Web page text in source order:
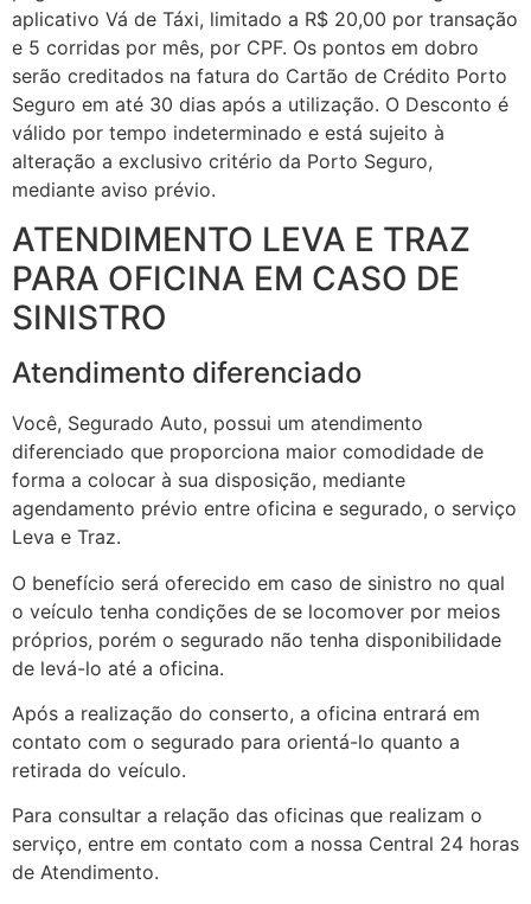
aplicativo Vá de Táxi, limitado a R$ 20,00 por transação
e 5 corridas por mês, por CPF. Os pontos em dobro
serão creditados na fatura do Cartão de Crédito Porto
Seguro em até 30 dias após a utilização. O Desconto é
válido por tempo indeterminado e está sujeito à
alteração a exclusivo critério da Porto Seguro,
mediante aviso prévio.
ATENDIMENTO LEVA E TRAZ
PARA OFICINA EM CASO DE
SINISTRO
Atendimento diferenciado
Você, Segurado Auto, possui um atendimento
diferenciado que proporciona maior comodidade de
forma a colocar à sua disposição, mediante
agendamento prévio entre oficina e segurado, o serviço
Leva e Traz.
O benefício será oferecido em caso de sinistro no qual
o veículo tenha condições de se locomover por meios
próprios, porém o segurado não tenha disponibilidade
de levá-lo até a oficina.
Após a realização do conserto, a oficina entrará em
contato com o segurado para orientá-lo quanto a
retirada do veículo.
Para consultar a relação das oficinas que realizam o
serviço, entre em contato com a nossa Central 24 horas
de Atendimento.